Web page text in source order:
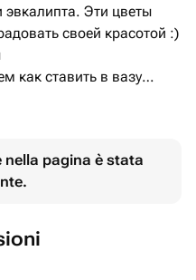
Эти цветы
своей красотой :)
как ставить в вазу
поставьте в воду).
букета и фото в
товара :)
nella pagina è stata